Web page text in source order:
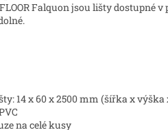
Falquon jsou lišty dostupné
14 x 60 x 2500 mm (šířka x výška
na celé kusy